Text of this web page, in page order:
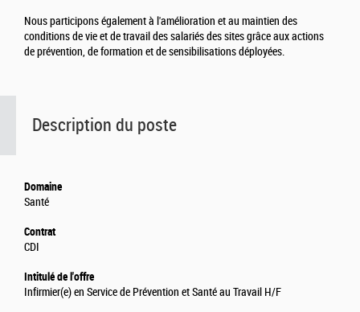
Description du poste
Domaine
Santé
Contrat
CDI
Intitulé de l'offre
Infirmier(e) en Service de Prévention et Santé au Travail H/F
Nous participons également à l'amélioration et au maintien des
conditions de vie et de travail des salariés des sites grâce aux actions
de prévention, de formation et de sensibilisations déployées.